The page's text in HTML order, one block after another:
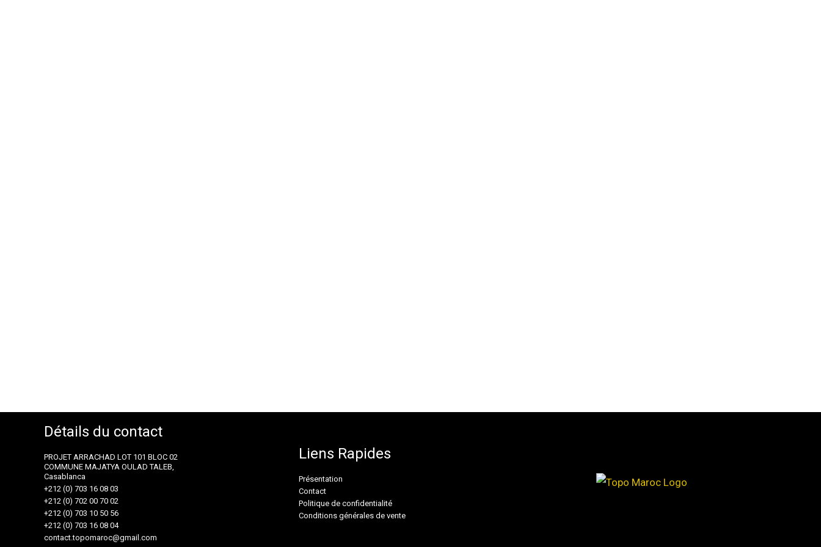
Détails du contact
PROJET ARRACHAD LOT 101 BLOC 02
COMMUNE MAJATYA OULAD TALEB,
Casablanca
+212 (0) 703 16 08 03
+212 (0) 702 00 70 02
+212 (0) 703 10 50 56
+212 (0) 703 16 08 04
contact.topomaroc@gmail.com
Liens Rapides
Présentation
Contact
Politique de confidentialité
Conditions générales de vente